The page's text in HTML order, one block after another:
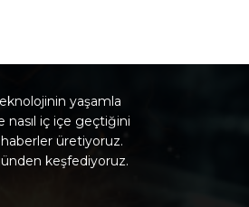
yaşamla
nasıl iç içe geçtiğini
üretiyoruz.
keşfediyoruz.